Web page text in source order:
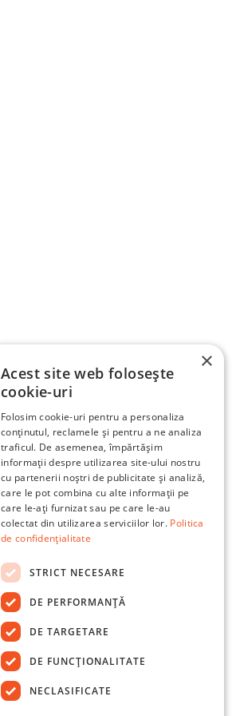
×
Acest site web folosește
cookie-uri
Folosim cookie-uri pentru a personaliza
conținutul, reclamele și pentru a ne analiza
traficul. De asemenea, împărtășim
informații despre utilizarea site-ului nostru
cu partenerii noștri de publicitate și analiză,
care le pot combina cu alte informații pe
care le-ați furnizat sau pe care le-au
colectat din utilizarea serviciilor lor. Politica
de confidențialitate
STRICT NECESARE
DE PERFORMANȚĂ
DE TARGETARE
DE FUNCŢIONALITATE
NECLASIFICATE